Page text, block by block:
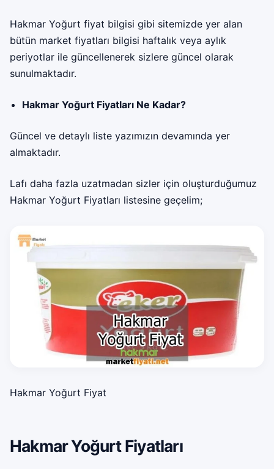
Hakmar Yoğurt fiyat bilgisi gibi sitemizde yer alan
bütün market fiyatları bilgisi haftalık veya aylık
periyotlar ile güncellenerek sizlere güncel olarak
sunulmaktadır.
Hakmar Yoğurt Fiyatları Ne Kadar?
Güncel ve detaylı liste yazımızın devamında yer
almaktadır.
Lafı daha fazla uzatmadan sizler için oluşturduğumuz
Hakmar Yoğurt Fiyatları listesine geçelim;
Hakmar Yoğurt Fiyat
Hakmar Yoğurt Fiyatları